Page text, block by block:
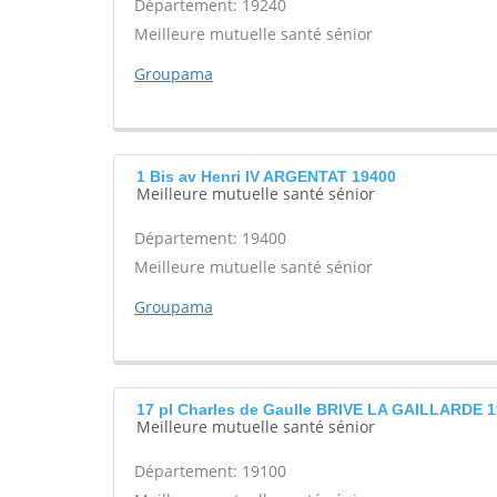
Département: 19240
Meilleure mutuelle santé sénior
Groupama
1 Bis av Henri IV ARGENTAT 19400
Meilleure mutuelle santé sénior
Département: 19400
Meilleure mutuelle santé sénior
Groupama
17 pl Charles de Gaulle BRIVE LA GAILLARDE
Meilleure mutuelle santé sénior
Département: 19100